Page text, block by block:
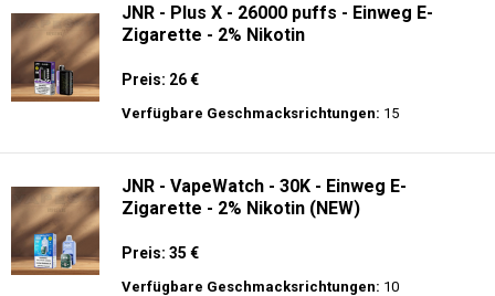
JNR - Plus X - 26000 puffs - Einweg E-
Zigarette - 2% Nikotin
Preis: 26 €
Verfügbare Geschmacksrichtungen: 15
JNR - VapeWatch - 30K - Einweg E-
Zigarette - 2% Nikotin (NEW)
Preis: 35 €
Verfügbare Geschmacksrichtungen: 10